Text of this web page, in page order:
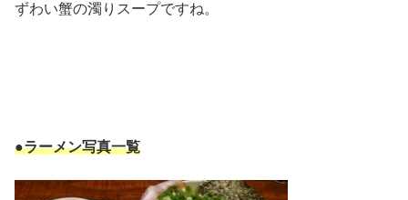
ずわい蟹の濁りスープですね。
●ラーメン写真一覧